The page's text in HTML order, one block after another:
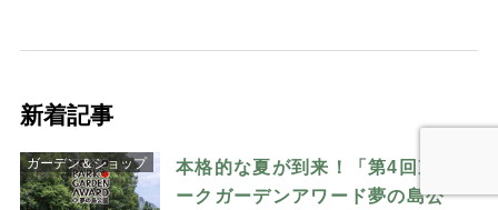
新着記事
ガーデン＆ショップ
本格的な夏が到来！「第4回東京パ
ークガーデンアワード夢の島公